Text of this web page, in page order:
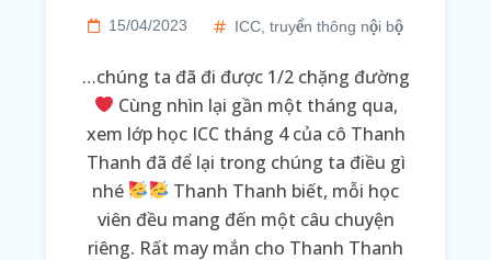
15/04/2023 ICC truyền thông nội bộ
…chúng ta đã đi được 1/2 chặng đường
Cùng nhìn lại gần một tháng qua,
xem lớp học ICC tháng 4 của cô Thanh
Thanh đã để lại trong chúng ta điều gì
nhé
Thanh Thanh biết, mỗi học
viên đều mang đến một câu chuyện
riêng. Rất may mắn cho Thanh Thanh